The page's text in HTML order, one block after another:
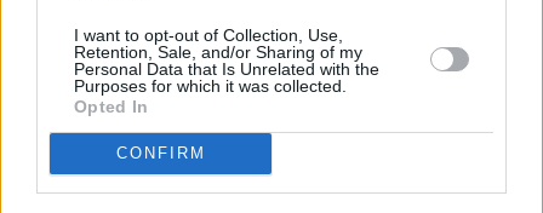
I want to opt-out of Collection, Use,
Retention, Sale, and/or Sharing of my
Personal Data that Is Unrelated with the
Purposes for which it was collected.
Opted In
CONFIRM